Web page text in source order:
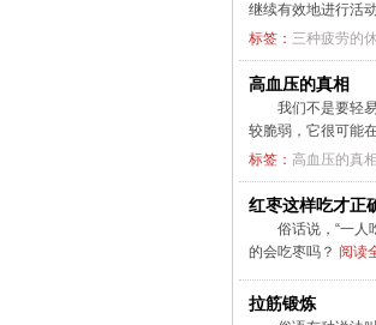
继续有效地进行活
标签： 三种疲劳的
高血压的真相
我们不是要轻
较脆弱，它很可能
标签： 高血压的真相
红枣这样吃才正
俗话说，“一人
的会吃枣吗？ 阅读
拉筋锻炼